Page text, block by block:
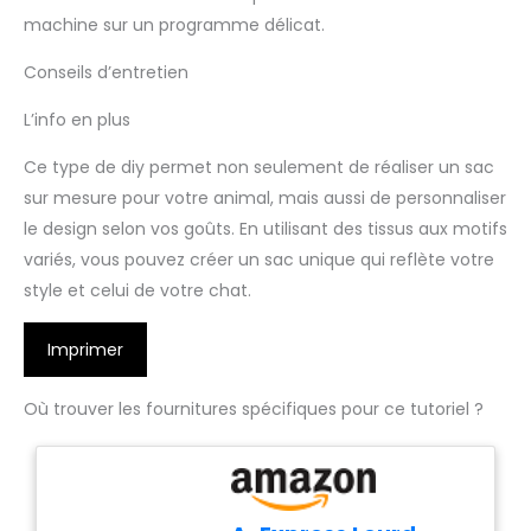
machine sur un programme délicat.
Conseils d’entretien
L’info en plus
Ce type de diy permet non seulement de réaliser un sac
sur mesure pour votre animal, mais aussi de personnaliser
le design selon vos goûts. En utilisant des tissus aux motifs
variés, vous pouvez créer un sac unique qui reflète votre
style et celui de votre chat.
Imprimer
Où trouver les fournitures spécifiques pour ce tutoriel ?